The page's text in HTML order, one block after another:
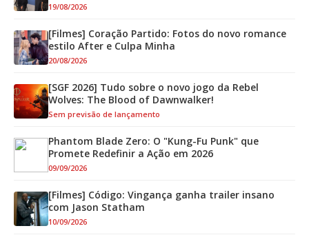
19/08/2026
[Filmes] Coração Partido: Fotos do novo romance
estilo After e Culpa Minha
20/08/2026
[SGF 2026] Tudo sobre o novo jogo da Rebel
Wolves: The Blood of Dawnwalker!
Sem previsão de lançamento
Phantom Blade Zero: O "Kung-Fu Punk" que
Promete Redefinir a Ação em 2026
09/09/2026
[Filmes] Código: Vingança ganha trailer insano
com Jason Statham
10/09/2026